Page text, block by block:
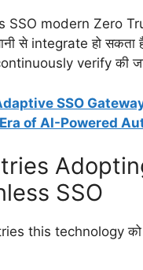
SSO modern Zero
से integrate हो सकता
verify की
SSO
of AI-Powered
SSO
this technology